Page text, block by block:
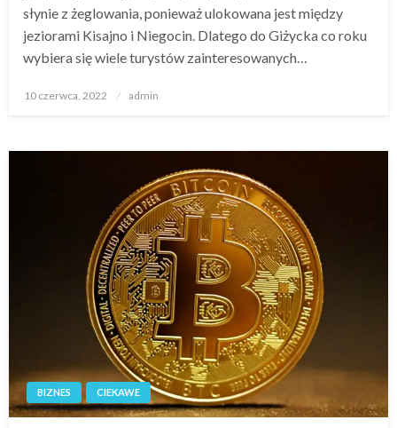
słynie z żeglowania, ponieważ ulokowana jest między
jeziorami Kisajno i Niegocin. Dlatego do Giżycka co roku
wybiera się wiele turystów zainteresowanych…
Opublikowane
10 czerwca, 2022 admin
BIZNES CIEKAWE